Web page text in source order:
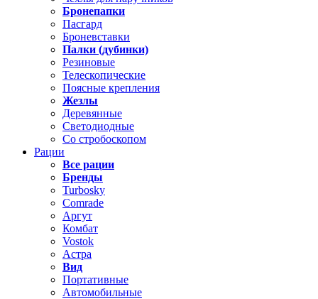
Бронепапки
Пасгард
Броневставки
Палки (дубинки)
Резиновые
Телескопические
Поясные крепления
Жезлы
Деревянные
Светодиодные
Со стробоскопом
Рации
Все рации
Бренды
Turbosky
Comrade
Аргут
Комбат
Vostok
Астра
Вид
Портативные
Автомобильные